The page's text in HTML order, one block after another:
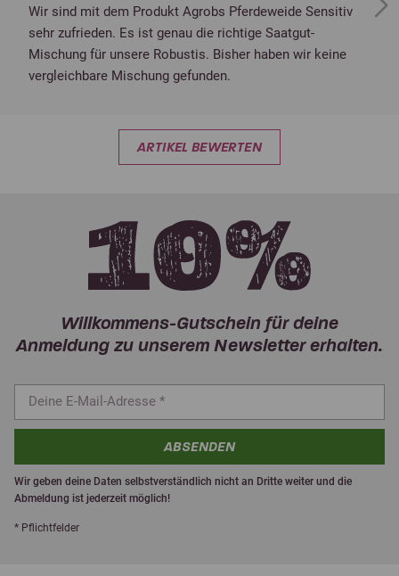
Wir sind mit dem Produkt Agrobs Pferdeweide Sensitiv
sehr zufrieden. Es ist genau die richtige Saatgut-
Mischung für unsere Robustis. Bisher haben wir keine
vergleichbare Mischung gefunden.
Next
ARTIKEL BEWERTEN
Willkommens-Gutschein für deine
Anmeldung zu unserem Newsletter erhalten.
ABSENDEN
Wir geben deine Daten selbstverständlich nicht an Dritte weiter und die
Abmeldung ist jederzeit möglich!
* Pflichtfelder